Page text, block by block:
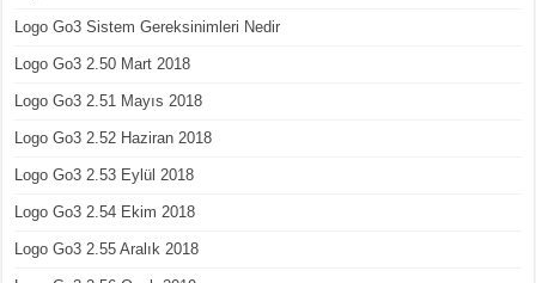
Logo Go3 Sistem Gereksinimleri Nedir
Logo Go3 2.50 Mart 2018
Logo Go3 2.51 Mayıs 2018
Logo Go3 2.52 Haziran 2018
Logo Go3 2.53 Eylül 2018
Logo Go3 2.54 Ekim 2018
Logo Go3 2.55 Aralık 2018